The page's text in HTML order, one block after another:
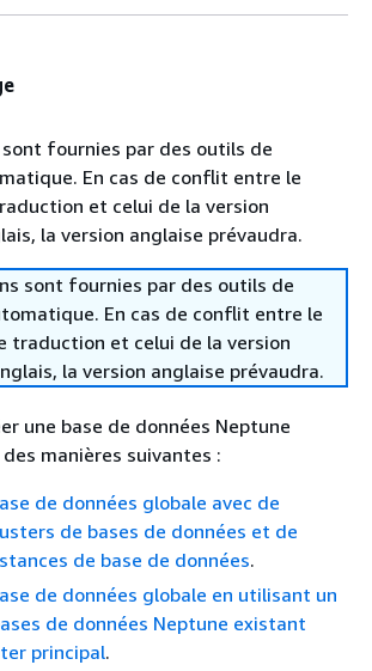
fournies par des outils de
En cas de conflit entre le
et celui de la version
la version anglaise prévaudra.
sont fournies par des outils de
En cas de conflit entre le
traduction et celui de la version
la version anglaise prévaudra.
une base de données Neptune
manières suivantes :
de données globale avec de
de bases de données et de
de base de données.
de données globale en utilisant un
de données Neptune existant
principal.